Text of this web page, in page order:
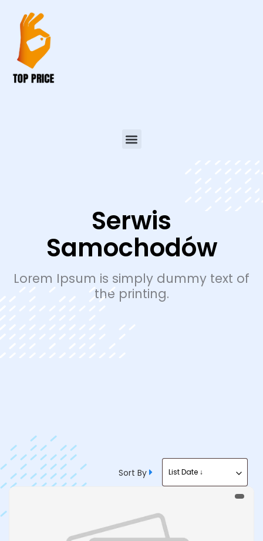
Serwis
Samochodów
Lorem Ipsum is simply dummy text of
the printing.
Sort By List Date ↓